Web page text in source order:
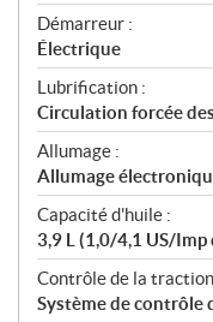
Démarreur :
Électrique
Lubrification :
Circulation forcée
Allumage :
Allumage
Capacité d'huile :
3,9 L (1,0/4,1 US/Imp
Contrôle de la
Système de contrôle